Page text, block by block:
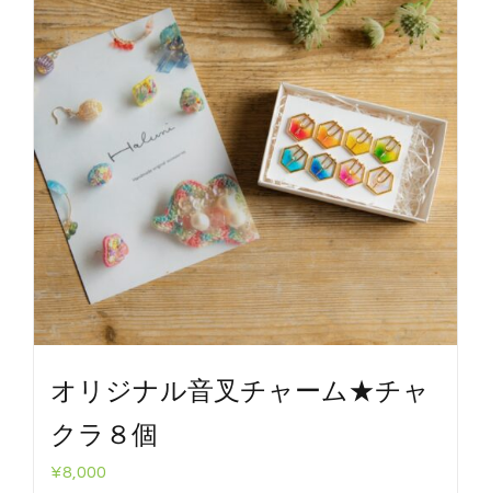
オリジナル音叉チャーム★チャ
クラ８個
¥8,000